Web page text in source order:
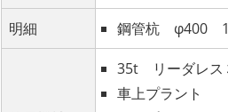
明細 鋼管杭 φ400
35t リーダレス
車上プラント